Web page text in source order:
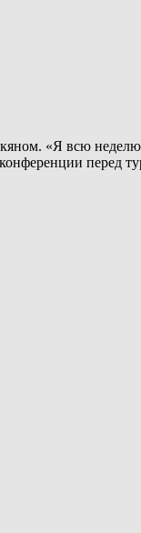
«Я всю
конференции перед